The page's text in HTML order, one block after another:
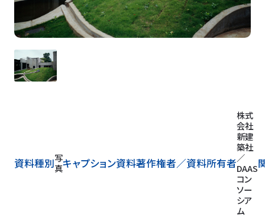
資料種別写
真キャプション資料著作権者／資料所有者
株式
会社
新建
築社
／
DAAS
コン
ソー
シア
ム